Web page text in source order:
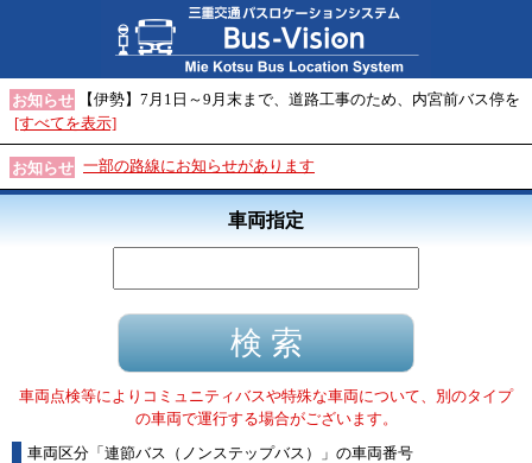
お知らせ
【伊勢】7月1日～9月末まで、道路工事のため、内宮前バス停を
[すべてを表示]
お知らせ 一部の路線にお知らせがあります
車両指定
車両点検等によりコミュニティバスや特殊な車両について、別のタイプ
の車両で運行する場合がございます。
車両区分 「 連節バス（ノンステップバス） 」 の車両番号